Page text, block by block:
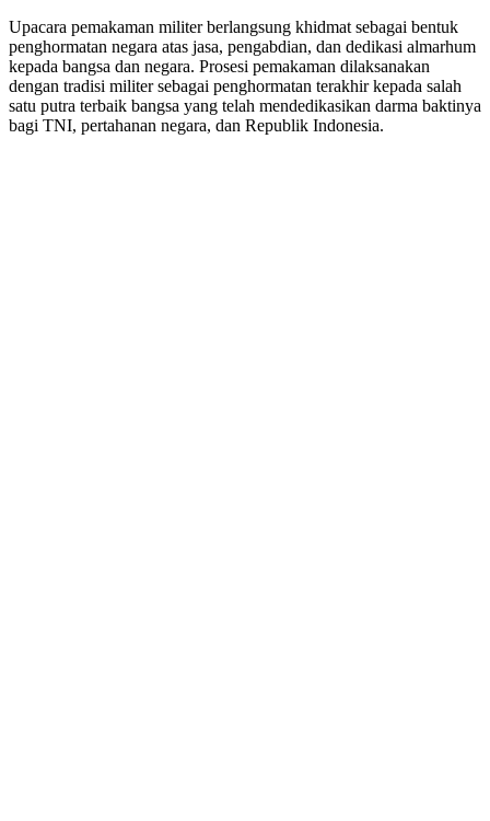
Upacara pemakaman militer berlangsung khidmat sebagai bentuk
penghormatan negara atas jasa, pengabdian, dan dedikasi almarhum
kepada bangsa dan negara. Prosesi pemakaman dilaksanakan
dengan tradisi militer sebagai penghormatan terakhir kepada salah
satu putra terbaik bangsa yang telah mendedikasikan darma baktinya
bagi TNI, pertahanan negara, dan Republik Indonesia.